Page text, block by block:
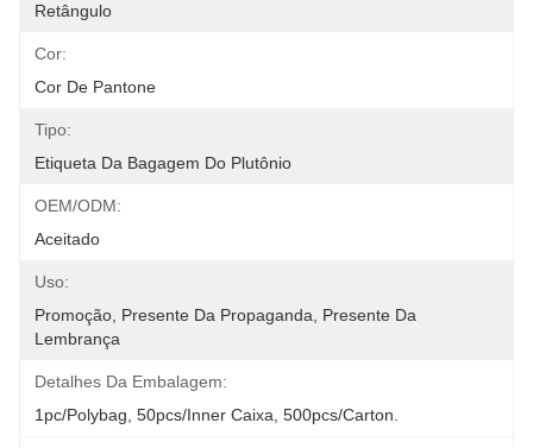
Retângulo
Cor:
Cor De Pantone
Tipo:
Etiqueta Da Bagagem Do Plutônio
OEM/ODM:
Aceitado
Uso:
Promoção, Presente Da Propaganda, Presente Da
Lembrança
Detalhes Da Embalagem:
1pc/polybag, 50pcs/inner Caixa, 500pcs/carton.